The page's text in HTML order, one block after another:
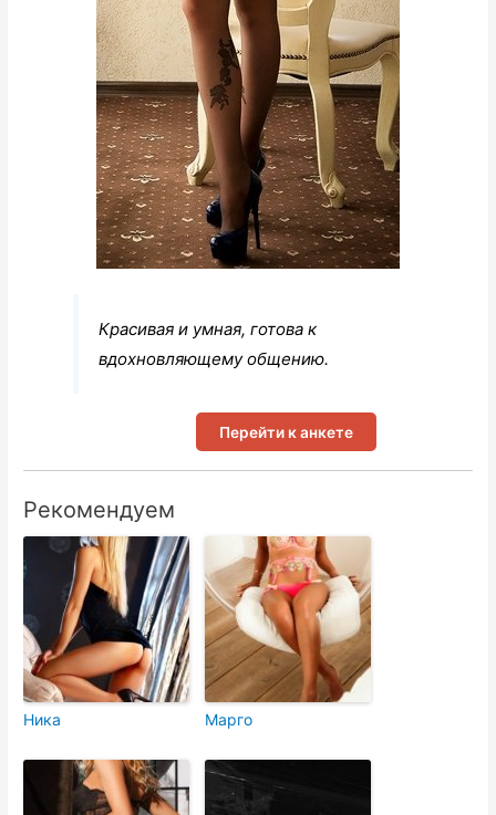
Красивая и умная, готова к
вдохновляющему общению.
Перейти к анкете
Рекомендуем
Ника Марго